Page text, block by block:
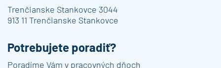
Trenčianske Stankovce 3044
913 11 Trenčianske Stankovce
Potrebujete poradiť?
Poradíme Vám v pracovných dňoch